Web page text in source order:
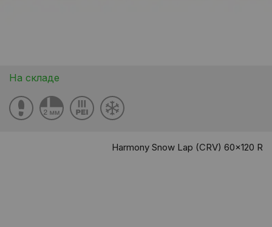
На складе
Harmony Snow Lap (CRV) 60x120 R